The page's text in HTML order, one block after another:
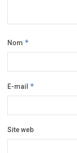
Nom *
E-mail *
Site web